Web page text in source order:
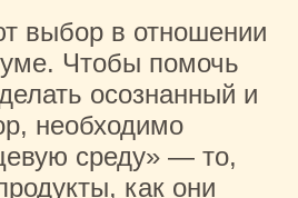
выбор в отношении
Чтобы помочь
осознанный и
необходимо
среду» — то,
как они